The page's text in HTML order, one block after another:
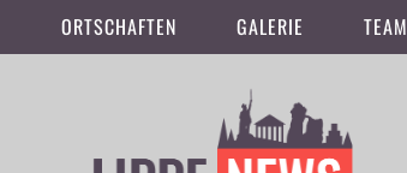
ORTSCHAFTEN GALERIE TEAM